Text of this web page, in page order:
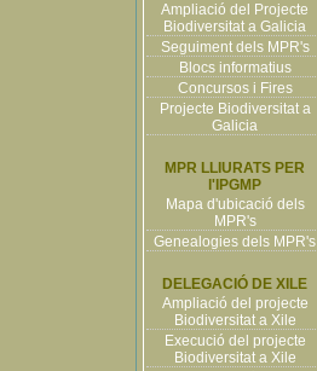
Ampliació del Projecte
Biodiversitat a Galicia
Seguiment dels MPR's
Blocs informatius
Concursos i Fires
Projecte Biodiversitat a
Galicia
MPR LLIURATS PER
l'IPGMP
Mapa d'ubicació dels
MPR's
Genealogies dels MPR's
DELEGACIÓ DE XILE
Ampliació del projecte
Biodiversitat a Xile
Execució del projecte
Biodiversitat a Xile